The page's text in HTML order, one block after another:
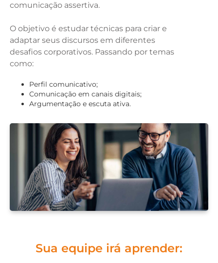
comunicação assertiva.
O objetivo é estudar técnicas para criar e
adaptar seus discursos em diferentes
desafios corporativos. Passando por temas
como:
Perfil comunicativo;
Comunicação em canais digitais;
Argumentação e escuta ativa.
Sua equipe irá aprender: